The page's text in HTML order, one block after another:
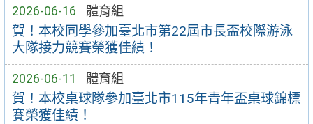
2026-06-16 體育組
賀！本校同學參加臺北市第22屆市長盃校際游泳
大隊接力競賽榮獲佳績！
2026-06-11 體育組
賀！本校桌球隊參加臺北市115年青年盃桌球錦標
賽榮獲佳績！